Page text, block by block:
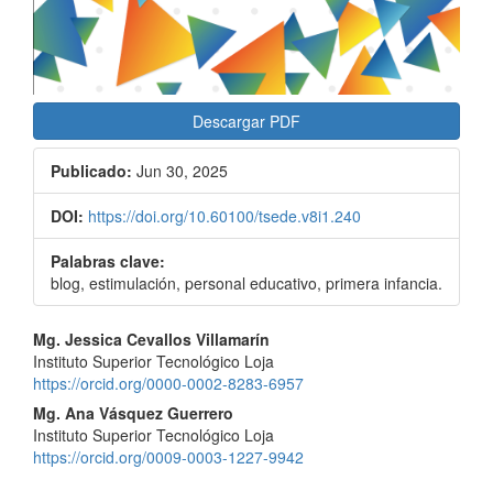
Descargar PDF
Publicado: Jun 30, 2025
DOI: https://doi.org/10.60100/tsede.v8i1.240
Palabras clave:
blog, estimulación, personal educativo, primera infancia.
Contenido
principal
del
artículo
Mg. Jessica Cevallos Villamarín
Instituto Superior Tecnológico Loja
https://orcid.org/0000-0002-8283-6957
Mg. Ana Vásquez Guerrero
Instituto Superior Tecnológico Loja
https://orcid.org/0009-0003-1227-9942